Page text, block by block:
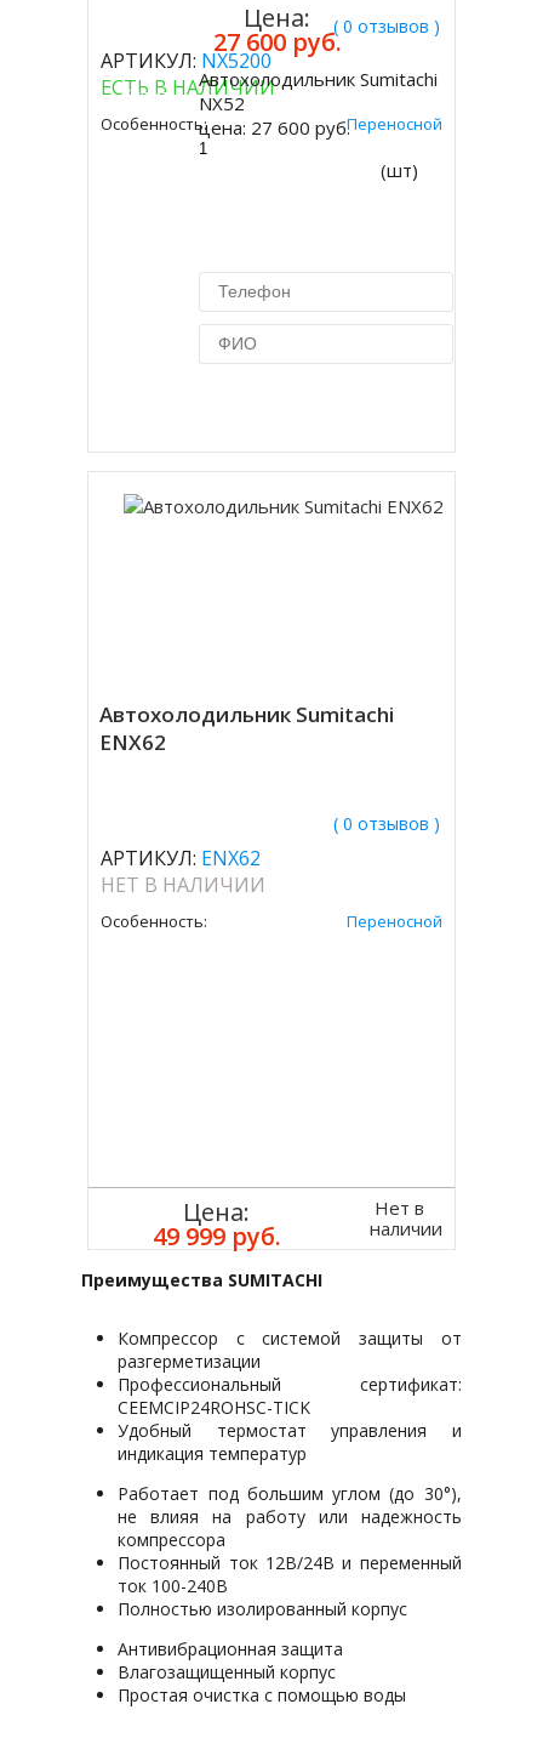
( 0 отзывов )
АРТИКУЛ: NX5200
ЕСТЬ В НАЛИЧИИ
Особенность: Переносной
Цена:
27 600 руб.
Купить
Автохолодильник Sumitachi
NX52
цена: 27 600 руб.
(шт)
Автохолодильник Sumitachi
ENX62
( 0 отзывов )
АРТИКУЛ: ENX62
НЕТ В НАЛИЧИИ
Особенность: Переносной
Цена:
49 999 руб.
Нет в
наличии
Преимущества SUMITACHI
Компрессор с системой защиты от
разгерметизации
Профессиональный сертификат:
CEEMCIP24ROHSC-TICK
Удобный термостат управления и
индикация температур
Работает под большим углом (до 30°),
не влияя на работу или надежность
компрессора
Постоянный ток 12В/24В и переменный
ток 100-240В
Полностью изолированный корпуc
Антивибрационная защита
Влагозащищенный корпус
Простая очистка с помощью воды